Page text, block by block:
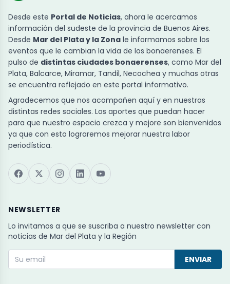
Desde este Portal de Noticias, ahora le acercamos
información del sudeste de la provincia de Buenos Aires.
Desde Mar del Plata y la Zona le informamos sobre los
eventos que le cambian la vida de los bonaerenses. El
pulso de distintas ciudades bonaerenses, como Mar del
Plata, Balcarce, Miramar, Tandil, Necochea y muchas otras
se encuentra reflejado en este portal informativo.
Agradecemos que nos acompañen aquí y en nuestras
distintas redes sociales. Los aportes que puedan hacer
para que nuestro espacio crezca y mejore son bienvenidos
ya que con esto lograremos mejorar nuestra labor
periodística.
NEWSLETTER
Lo invitamos a que se suscriba a nuestro newsletter con
noticias de Mar del Plata y la Región
ENVIAR